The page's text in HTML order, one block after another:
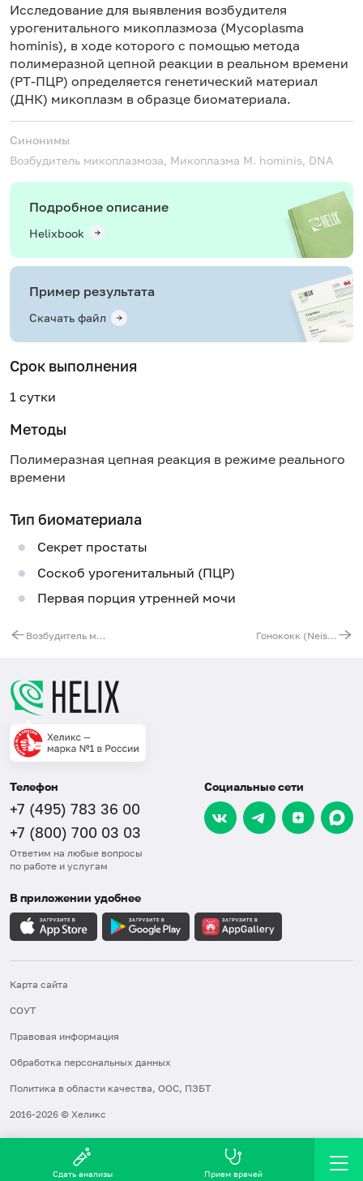
Исследование для выявления возбудителя
урогенитального микоплазмоза (Mycoplasma
hominis), в ходе которого с помощью метода
полимеразной цепной реакции в реальном времени
(РТ-ПЦР) определяется генетический материал
(ДНК) микоплазм в образце биоматериала.
Синонимы
Возбудитель микоплазмоза, Микоплазма M. hominis, DNA
Подробное описание
Helixbook
Пример результата
Скачать файл
Срок выполнения
1 сутки
Методы
Полимеразная цепная реакция в режиме реального
времени
Тип биоматериала
Секрет простаты
Соскоб урогенитальный (ПЦР)
Первая порция утренней мочи
Возбудитель микоплазмоза (Mycoplasma genitalium), ДНК [реал-тайм ПЦР] Гонококк (Neisseria gonorrhoeae), ДНК [реал-тайм ПЦР]
Телефон
+7 (495) 783 36 00
+7 (800) 700 03 03
Ответим на любые вопросы
по работе и услугам
Социальные сети
В приложении удобнее
Карта сайта
СОУТ
Правовая информация
Обработка персональных данных
Политика в области качества, ООС, ПЗБТ
2016-2026 © Хеликс
Сдать анализы Прием врачей